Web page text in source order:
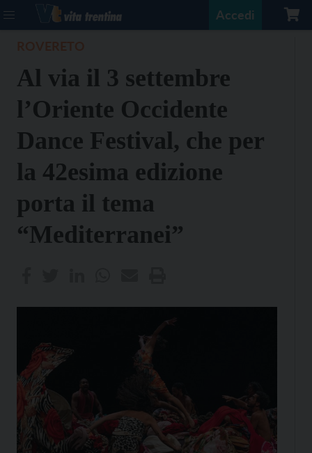
Accedi
Al via il 3 settembre
l’Oriente Occidente
Dance Festival, che per
la 42esima edizione
porta il tema
“Mediterranei”